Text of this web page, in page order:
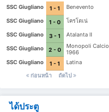
SSC Giugliano 1 - 1
Benevento
SSC Giugliano
1 - 0
โครโตเน่
SSC Giugliano
3 - 1
Atalanta II
SSC Giugliano
2 - 0
Monopoli Calcio
1966
SSC Giugliano
1 - 1
Latina
ก่อนหน้า
ถัดไป
ได้ประตู